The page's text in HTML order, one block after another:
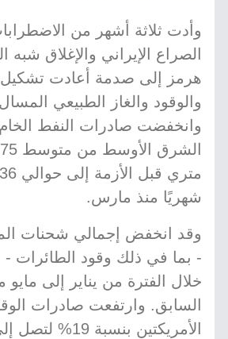
وأدت ثلاثة أشهر من
الصراع الإيراني والإغلاق
هرمز إلى صدمة أعادت تشكيل
والوقود والغاز الطبيعي
وانخفضت صادرات النفط
شهريًا منذ مارس.
وقد انخفض إجمالي شحنات
خلال الفترة من يناير إلى مايو
السابق. وارتفعت صادرات